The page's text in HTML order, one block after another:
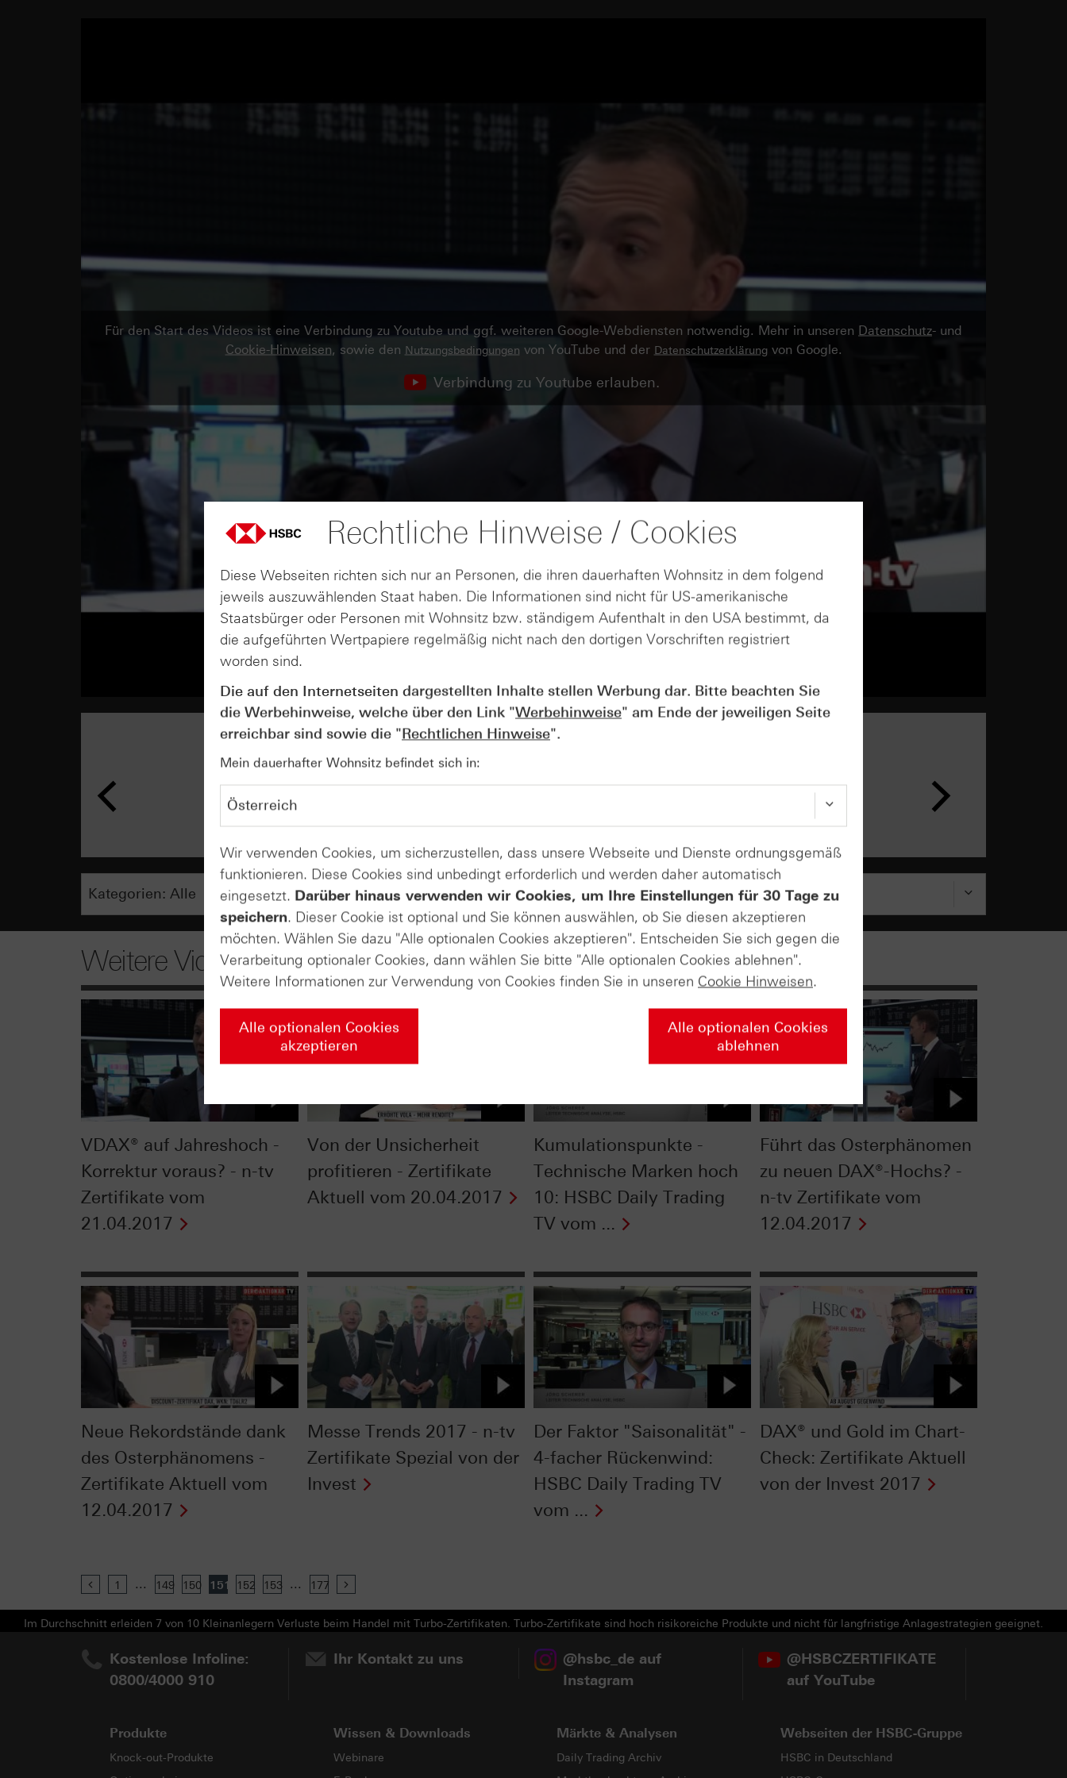
Für den Start des Videos ist eine Verbindung zu Youtube und ggf. weiteren Google-Webdiensten notwendig. Mehr in unseren Datenschutz- und
Cookie-Hinweisen, sowie den Nutzungsbedingungen von YouTube und der Datenschutzerklärungvon Google.
Verbindung zu Youtube erlauben.
AUGUST
Der Blick ins Kleingedruckte: Kosten &
Weitere Videos
VDAX® auf Jahreshoch -
Korrektur voraus? - n-tv
Zertifikate vom
21.04.2017
Von der Unsicherheit
profitieren - Zertifikate
Aktuell vom 20.04.2017
Kumulationspunkte -
Technische Marken hoch
10: HSBC Daily Trading
TV vom ...
Führt das Osterphänomen
zu neuen DAX®-Hochs? -
n-tv Zertifikate vom
12.04.2017
Neue Rekordstände dank
des Osterphänomens -
Zertifikate Aktuell vom
12.04.2017
Messe Trends 2017 - n-tv
Zertifikate Spezial von der
Invest
Der Faktor "Saisonalität" -
4-facher Rückenwind:
HSBC Daily Trading TV
vom ...
DAX® und Gold im Chart-
Check: Zertifikate Aktuell
von der Invest 2017
Previous
1 ... 149 150 151 152 153 ... 177
Im Durchschnitt erleiden 7 von 10 Kleinanlegern Verluste beim Handel mit Turbo-Zertifikaten. Turbo-Zertifikate sind hoch risikoreiche Produkte und nicht für langfristige Anlagestrategien geeignet.
Kostenlose Infoline:
0800/4000 910
Ihr Kontakt zu uns
@hsbc_de auf
Instagram
@HSBCZERTIFIKATE
auf YouTube
Produkte
Knock-out-Produkte
Wissen & Downloads
Webinare
Märkte & Analysen
Daily Trading Archiv
Webseiten der HSBC-Gruppe
HSBC in Deutschland
Rechtliche Hinweise / Cookies
Diese Webseiten richten sich nur an Personen, die ihren dauerhaften Wohnsitz in dem folgend
jeweils auszuwählenden Staat haben. Die Informationen sind nicht für US-amerikanische
Staatsbürger oder Personen mit Wohnsitz bzw. ständigem Aufenthalt in den USA bestimmt, da
die aufgeführten Wertpapiere regelmäßig nicht nach den dortigen Vorschriften registriert
worden sind.
Die auf den Internetseiten dargestellten Inhalte stellen Werbung dar. Bitte beachten Sie
die Werbehinweise, welche über den Link "Werbehinweise" am Ende der jeweiligen Seite
erreichbar sind sowie die "Rechtlichen Hinweise".
Mein dauerhafter Wohnsitz befindet sich in:
Wir verwenden Cookies, um sicherzustellen, dass unsere Webseite und Dienste ordnungsgemäß
funktionieren. Diese Cookies sind unbedingt erforderlich und werden daher automatisch
eingesetzt. Darüber hinaus verwenden wir Cookies, um Ihre Einstellungen für 30 Tage zu
speichern. Dieser Cookie ist optional und Sie können auswählen, ob Sie diesen akzeptieren
möchten. Wählen Sie dazu "Alle optionalen Cookies akzeptieren". Entscheiden Sie sich gegen die
Verarbeitung optionaler Cookies, dann wählen Sie bitte "Alle optionalen Cookies ablehnen".
Weitere Informationen zur Verwendung von Cookies finden Sie in unseren Cookie Hinweisen.
Alle optionalen Cookies
akzeptieren
Alle optionalen Cookies
ablehnen